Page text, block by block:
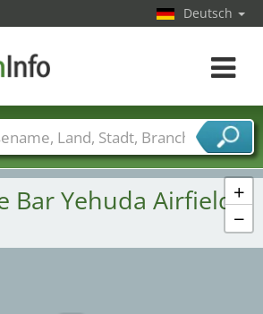
+
−
Bar Yehuda Airfield
Deutsch
Toggle
Länder Städte
Branchen